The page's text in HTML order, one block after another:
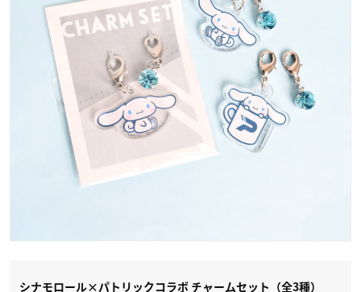
シナモロール×パトリックコラボ チャームセット（全3種）